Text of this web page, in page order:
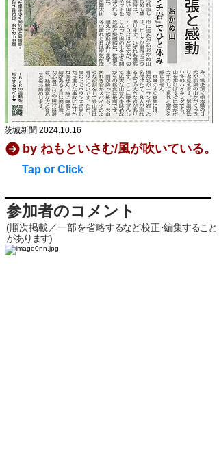
茨城新聞 2024.10.16
by ねもといさむ/風が吹いている。
Tap or Click
参加者のコメント
(順次掲載／一部を省略するなど校正・編集すること
があります)